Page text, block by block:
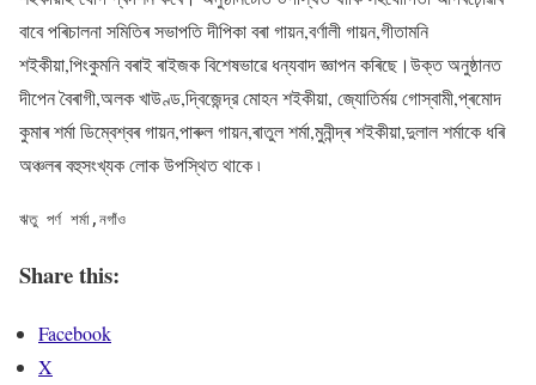
বাবে পৰিচালনা সমিতিৰ সভাপতি দীপিকা বৰা গায়ন,বৰ্ণালী গায়ন,গীতামনি
শইকীয়া,পিংকুমনি বৰাই ৰাইজক বিশেষভাৱে ধন্যবাদ জ্ঞাপন কৰিছে।উক্ত অনুষ্ঠানত
দীপেন বৈৰাগী,অলক খাউণ্ড,দ্বিজেন্দ্র মোহন শইকীয়া, জ্যোতিৰ্ময় গোস্বামী,প্ৰমোদ
কুমাৰ শৰ্মা ডিম্বেশ্বৰ গায়ন,পাৰুল গায়ন,ৰাতুল শৰ্মা,মুনীন্দ্ৰ শইকীয়া,দুলাল শৰ্মাকে ধৰি
অঞ্চলৰ বহুসংখ্যক লোক উপস্থিত থাকে ৷
ঋতু পৰ্ণ শৰ্মা,নগাঁও
Share this:
Facebook
X